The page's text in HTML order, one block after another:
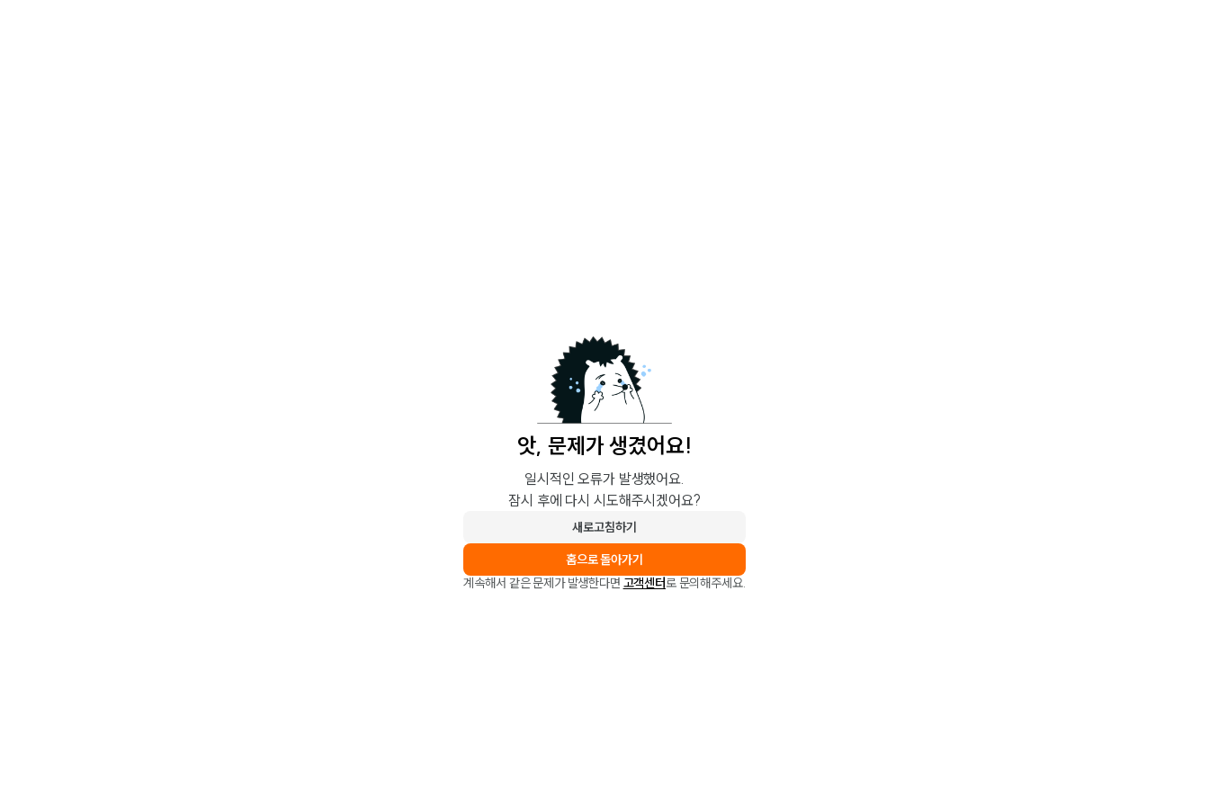
앗, 문제가 생겼어요!
일시적인 오류가 발생했어요.
잠시 후에 다시 시도해주시겠어요?
새로고침하기
홈으로 돌아가기
계속해서 같은 문제가 발생한다면 고객센터로 문의해주세요.